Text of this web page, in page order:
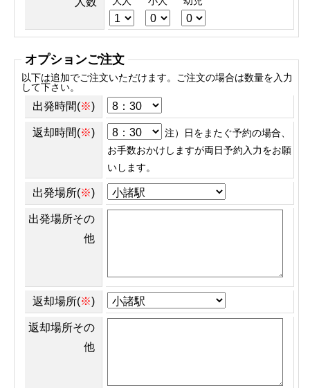
オプションご注文
以下は追加でご注文いただけます。ご注文の場合は数量を入力
して下さい。
出発時間(※)
返却時間(※)
注）日をまたぐ予約の場合、
お手数おかけしますが両日予約入力をお願
いします。
出発場所(※)
出発場所その
他
返却場所(※)
返却場所その
他